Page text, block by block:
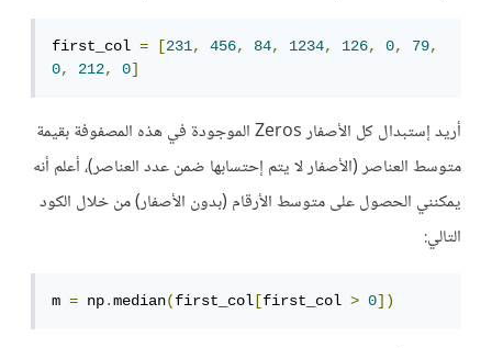
first_col = [231, 456, 84, 1234, 126, 0, 79,
0, 212, 0]
أريد إستبدال كل الأصفار Zeros الموجودة في هذه المصفوفة بقيمة
متوسط العناصر (الأصفار لا يتم إحتسابها ضمن عدد العناصر)، أعلم أنه
يمكنني الحصول على متوسط الأرقام (بدون الأصفار) من خلال الكود
التالي:
m = np.median(first_col [first_col > 0])